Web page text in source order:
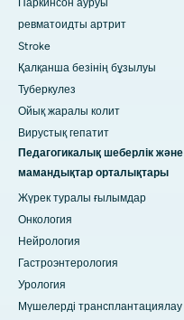
Паркинсон ауруы
ревматоидты артрит
Stroke
Қалқанша безінің бұзылуы
Туберкулез
Ойық жаралы колит
Вирустық гепатит
Педагогикалық шеберлік және
мамандықтар орталықтары
Жүрек туралы ғылымдар
Онкология
Нейрология
Гастроэнтерология
Урология
Мүшелерді трансплантациялау